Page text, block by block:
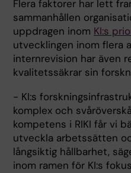
Flera faktorer har lett
sammanhållen
uppdragen inom KI:s
utvecklingen inom flera
internrevision har även
kvalitetssäkrar sin
- KI:s
komplex och
kompetens i RIKI får vi
utveckla arbetssätten
långsiktig hållbarhet,
inom ramen för KI:s